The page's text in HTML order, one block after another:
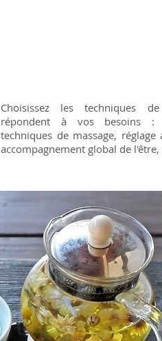
Choisissez les techniques
répondent à vos besoins :
techniques de massage, réglage
accompagnement global de l'être,